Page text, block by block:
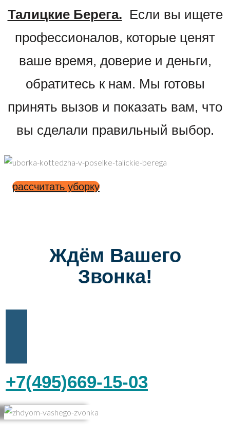
Талицкие Берега. Если вы ищете
профессионалов, которые ценят
ваше время, доверие и деньги,
обратитесь к нам. Мы готовы
принять вызов и показать вам, что
вы сделали правильный выбор.
рассчитать уборку
Ждём Вашего
Звонка!
+7(495)669-15-03